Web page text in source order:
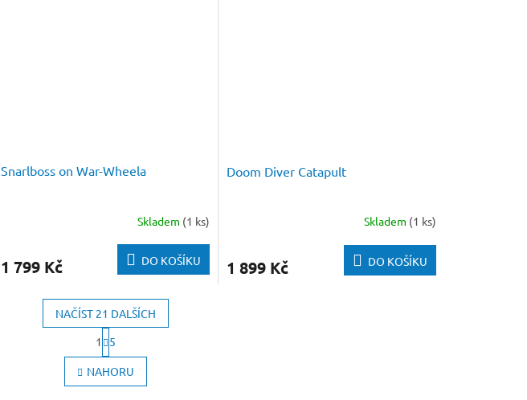
Snarlboss on War-Wheela
Skladem (1 ks)
1 799 Kč DO KOŠÍKU
Doom Diver Catapult
Skladem (1 ks)
1 899 Kč DO KOŠÍKU
O
v
l
NAČÍST 21 DALŠÍCH
S
t
r
á
n
1 5
NAHORU